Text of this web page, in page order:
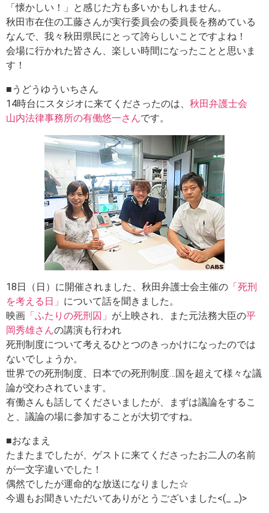
「懐かしい！」と感じた方も多いかもしれません。
秋田市在住の工藤さんが実行委員会の委員長を務めている
なんで、我々秋田県民にとって誇らしいことですよね！
会場に行かれた皆さん、楽しい時間になったことと思いま
す！
■うどうゆういちさん
14時台にスタジオに来てくださったのは、 秋田弁護士会
山内法律事務所の有働悠一さんです。
18日（日）に開催されました、秋田弁護士会主催の 「死刑
を考える日」 について話を聞きました。
映画 「ふたりの死刑囚」 が上映され、また元法務大臣の平
岡秀雄さんの講演も行われ
死刑制度について考えるひとつのきっかけになったのでは
ないでしょうか。
世界での死刑制度、日本での死刑制度…国を超えて様々な議
論が交わされています。
有働さんも話してくださいましたが、まずは議論をするこ
と、議論の場に参加することが大切ですね。
■おなまえ
たまたまでしたが、ゲストに来てくださったお二人の名前
が一文字違いでした！
偶然でしたが運命的な放送になりました☆
今週もお聞きいただいてありがとうございました<(_ _)>